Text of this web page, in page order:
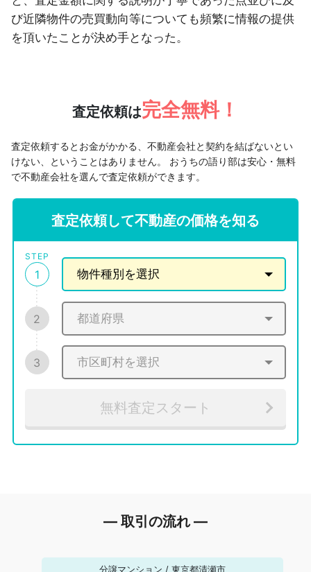
び近隣物件の売買動向等についても頻繁に情報の提供
を頂いたことが決め手となった。
査定依頼は完全無料！
査定依頼するとお金がかかる、不動産会社と契約を結ばないとい
けない、ということはありません。 おうちの語り部は安心・無料
で不動産会社を選んで査定依頼ができます。
査定依頼して不動産の価格を知る
STEP
1
2
3
無料査定スタート
― 取引の流れ ―
分譲マンション / 東京都清瀬市